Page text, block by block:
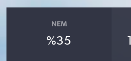
NEM
%35